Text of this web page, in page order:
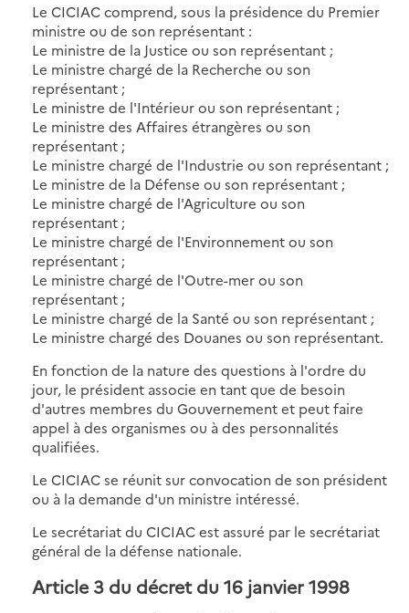
Le CICIAC comprend, sous la présidence du Premier
ministre ou de son représentant :
Le ministre de la Justice ou son représentant ;
Le ministre chargé de la Recherche ou son
représentant ;
Le ministre de l'Intérieur ou son représentant ;
Le ministre des Affaires étrangères ou son
représentant ;
Le ministre chargé de l'Industrie ou son représentant ;
Le ministre de la Défense ou son représentant ;
Le ministre chargé de l'Agriculture ou son
représentant ;
Le ministre chargé de l'Environnement ou son
représentant ;
Le ministre chargé de l'Outre-mer ou son
représentant ;
Le ministre chargé de la Santé ou son représentant ;
Le ministre chargé des Douanes ou son représentant.
En fonction de la nature des questions à l'ordre du
jour, le président associe en tant que de besoin
d'autres membres du Gouvernement et peut faire
appel à des organismes ou à des personnalités
qualifiées.
Le CICIAC se réunit sur convocation de son président
ou à la demande d'un ministre intéressé.
Le secrétariat du CICIAC est assuré par le secrétariat
général de la défense nationale.
Article 3 du décret du 16 janvier 1998